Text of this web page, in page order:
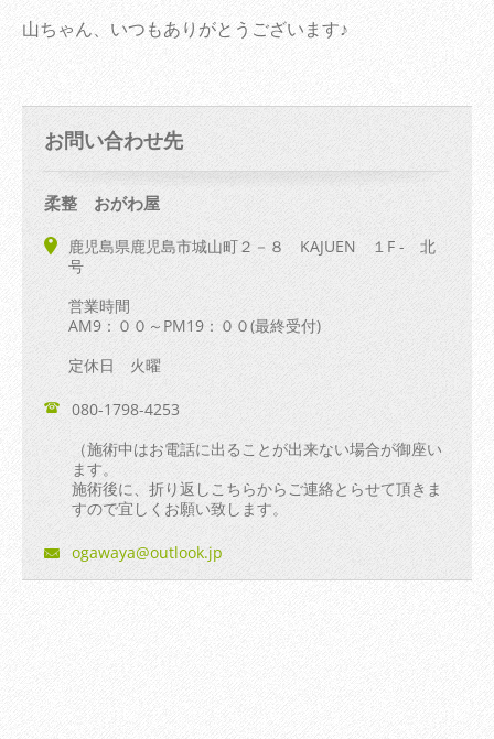
山ちゃん、いつもありがとうございます♪
お問い合わせ先
柔整 おがわ屋
鹿児島県鹿児島市城山町２－８ KAJUEN １F - 北
号
営業時間
AM9：００～PM19：００(最終受付)
定休日 火曜
080-1798-4253
（施術中はお電話に出ることが出来ない場合が御座い
ます。
施術後に、折り返しこちらからご連絡とらせて頂きま
すので宜しくお願い致します。
ogawaya@outlook.jp